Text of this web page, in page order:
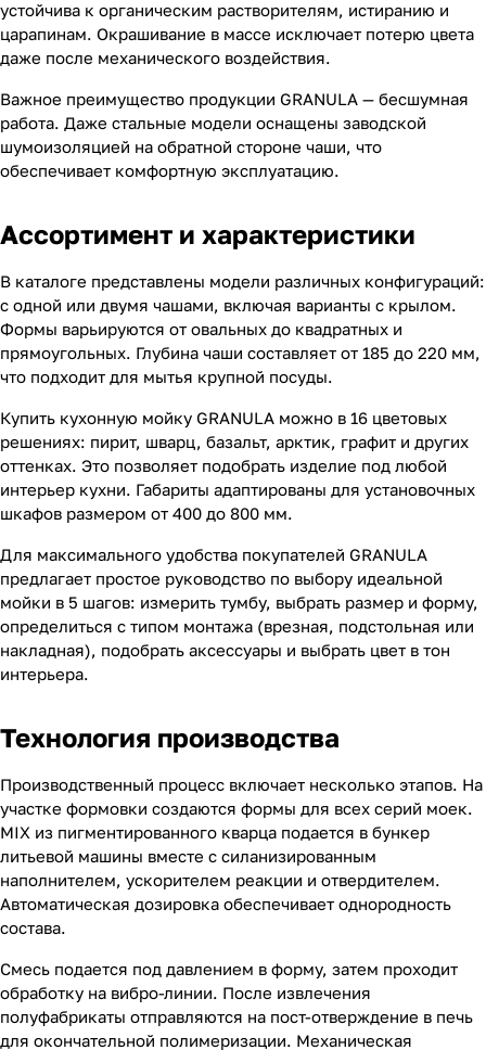
устойчива к органическим растворителям, истиранию и
царапинам. Окрашивание в массе исключает потерю цвета
даже после механического воздействия.
Важное преимущество продукции GRANULA — бесшумная
работа. Даже стальные модели оснащены заводской
шумоизоляцией на обратной стороне чаши, что
обеспечивает комфортную эксплуатацию.
Ассортимент и характеристики
В каталоге представлены модели различных конфигураций:
с одной или двумя чашами, включая варианты с крылом.
Формы варьируются от овальных до квадратных и
прямоугольных. Глубина чаши составляет от 185 до 220 мм,
что подходит для мытья крупной посуды.
Купить кухонную мойку GRANULA можно в 16 цветовых
решениях: пирит, шварц, базальт, арктик, графит и других
оттенках. Это позволяет подобрать изделие под любой
интерьер кухни. Габариты адаптированы для установочных
шкафов размером от 400 до 800 мм.
Для максимального удобства покупателей GRANULA
предлагает простое руководство по выбору идеальной
мойки в 5 шагов: измерить тумбу, выбрать размер и форму,
определиться с типом монтажа (врезная, подстольная или
накладная), подобрать аксессуары и выбрать цвет в тон
интерьера.
Технология производства
Производственный процесс включает несколько этапов. На
участке формовки создаются формы для всех серий моек.
MIX из пигментированного кварца подается в бункер
литьевой машины вместе с силанизированным
наполнителем, ускорителем реакции и отвердителем.
Автоматическая дозировка обеспечивает однородность
состава.
Смесь подается под давлением в форму, затем проходит
обработку на вибро-линии. После извлечения
полуфабрикаты отправляются на пост-отверждение в печь
для окончательной полимеризации. Механическая